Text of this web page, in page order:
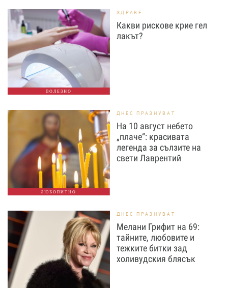
ПОЛЕЗНО
ЗДРАВЕ
Какви рискове крие гел
лакът?
ЛЮБОПИТНО
ДНЕС ПРАЗНУВАТ
На 10 август небето
„плаче“: красивата
легенда за сълзите на
свети Лаврентий
ДНЕС ПРАЗНУВАТ
Мелани Грифит на 69:
тайните, любовите и
тежките битки зад
холивудския блясък